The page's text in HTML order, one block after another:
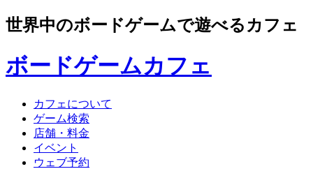
世界中のボードゲームで遊べるカフェ
ボードゲームカフェ
カフェについて
ゲーム検索
店舗・料金
イベント
ウェブ予約